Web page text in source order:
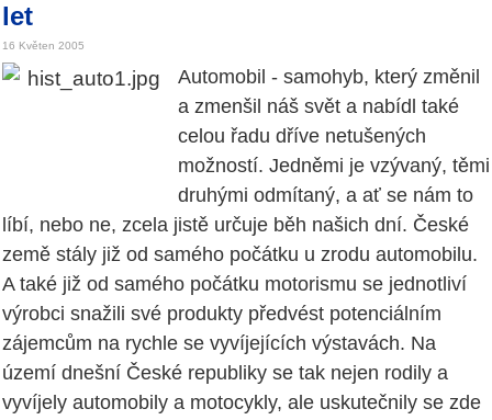
let
16 Květen 2005
Automobil - samohyb, který změnil
a zmenšil náš svět a nabídl také
celou řadu dříve netušených
možností. Jedněmi je vzývaný, těmi
druhými odmítaný, a ať se nám to
líbí, nebo ne, zcela jistě určuje běh našich dní. České
země stály již od samého počátku u zrodu automobilu.
A také již od samého počátku motorismu se jednotliví
výrobci snažili své produkty předvést potenciálním
zájemcům na rychle se vyvíjejících výstavách. Na
území dnešní České republiky se tak nejen rodily a
vyvíjely automobily a motocykly, ale uskutečnily se zde